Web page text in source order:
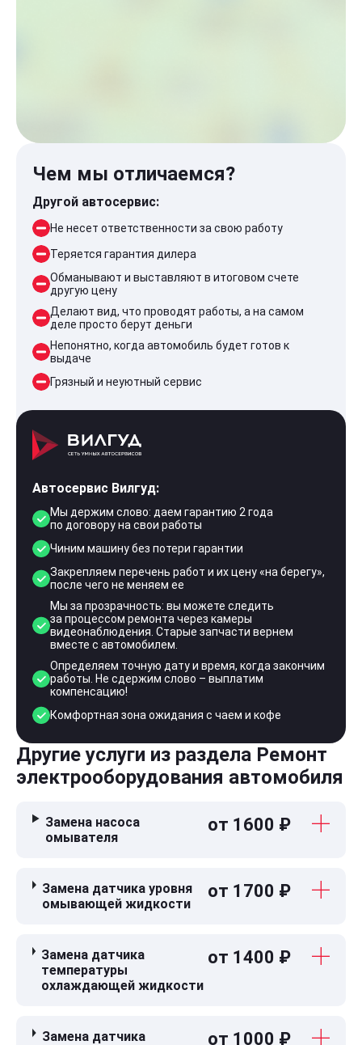
Чем мы отличаемся?
Другой автосервис:
Не несет ответственности за свою работу
Теряется гарантия дилера
Обманывают и выставляют в итоговом счете
другую цену
Делают вид, что проводят работы, а на самом
деле просто берут деньги
Непонятно, когда автомобиль будет готов к
выдаче
Грязный и неуютный сервис
Автосервис Вилгуд:
Мы держим слово: даем гарантию 2 года
по договору на свои работы
Чиним машину без потери гарантии
Закрепляем перечень работ и их цену «на берегу»,
после чего не меняем ее
Мы за прозрачность: вы можете следить
за процессом ремонта через камеры
видеонаблюдения. Старые запчасти вернем
вместе с автомобилем.
Определяем точную дату и время, когда закончим
работы. Не сдержим слово – выплатим
компенсацию!
Комфортная зона ожидания с чаем и кофе
Другие услуги из раздела Ремонт
электрооборудования автомобиля
Замена насоса
омывателя
от 1600 ₽
Замена датчика уровня
омывающей жидкости
от 1700 ₽
Замена датчика
температуры
охлаждающей жидкости
от 1400 ₽
Замена датчика
от 1000 ₽